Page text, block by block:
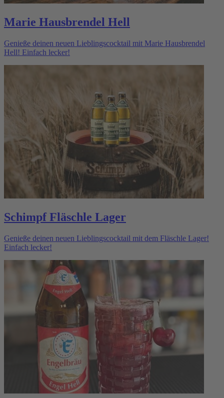
Marie Hausbrendel Hell
Genieße deinen neuen Lieblingscocktail mit Marie Hausbrendel
Hell! Einfach lecker!
Schimpf Fläschle Lager
Genieße deinen neuen Lieblingscocktail mit dem Fläschle Lager!
Einfach lecker!